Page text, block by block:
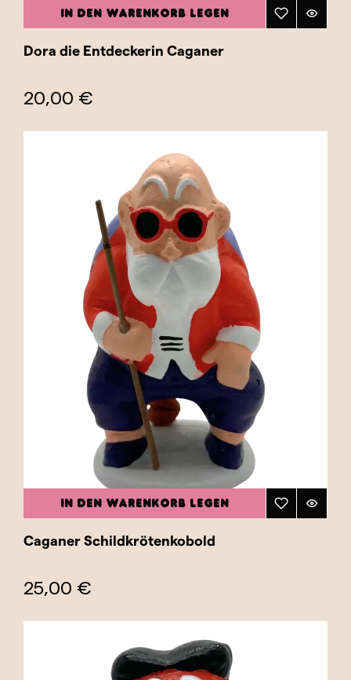
IN DEN WARENKORB LEGEN
Dora die Entdeckerin Caganer
20,00 €
IN DEN WARENKORB LEGEN
Caganer Schildkrötenkobold
25,00 €